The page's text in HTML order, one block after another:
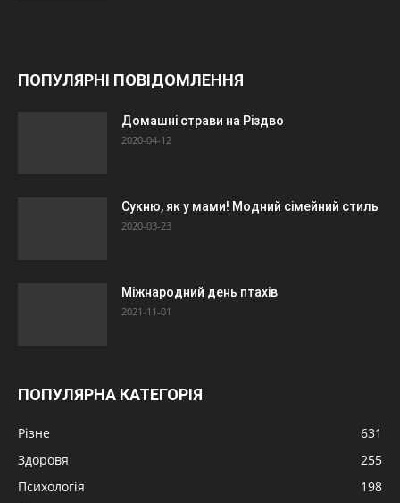
ПОПУЛЯРНІ ПОВІДОМЛЕННЯ
Домашні страви на Різдво
2020-04-12
Сукню, як у мами! Модний сімейний стиль
2020-03-23
Міжнародний день птахів
2021-11-01
ПОПУЛЯРНА КАТЕГОРІЯ
Різне
631
Здоровя
255
Психологія
198